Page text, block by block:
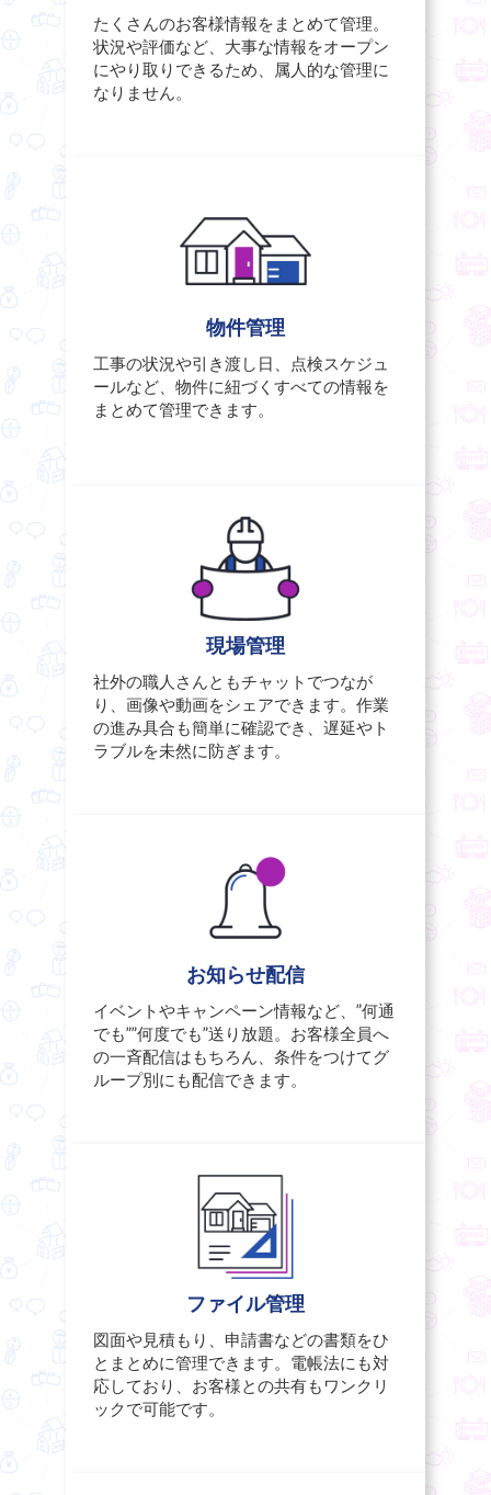
たくさんのお客様情報をまとめて管理。
状況や評価など、大事な情報をオープン
にやり取りできるため、属人的な管理に
なりません。
物件管理
工事の状況や引き渡し日、点検スケジュ
ールなど、物件に紐づくすべての情報を
まとめて管理できます。
現場管理
社外の職人さんともチャットでつなが
り、画像や動画をシェアできます。作業
の進み具合も簡単に確認でき、遅延やト
ラブルを未然に防ぎます。
お知らせ配信
イベントやキャンペーン情報など、”何通
でも””何度でも”送り放題。お客様全員へ
の一斉配信はもちろん、条件をつけてグ
ループ別にも配信できます。
ファイル管理
図面や見積もり、申請書などの書類をひ
とまとめに管理できます。電帳法にも対
応しており、お客様との共有もワンクリ
ックで可能です。